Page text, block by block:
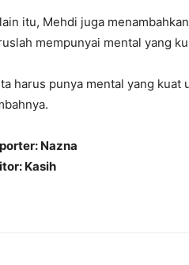
itu, Mehdi juga
mempunyai mental yang
harus punya mental yang kuat
Nazna
Kasih